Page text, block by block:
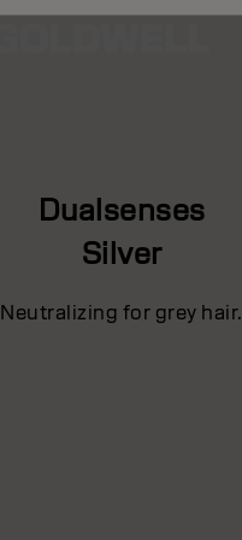
Dualsenses
Silver
Neutralizing for grey hair.